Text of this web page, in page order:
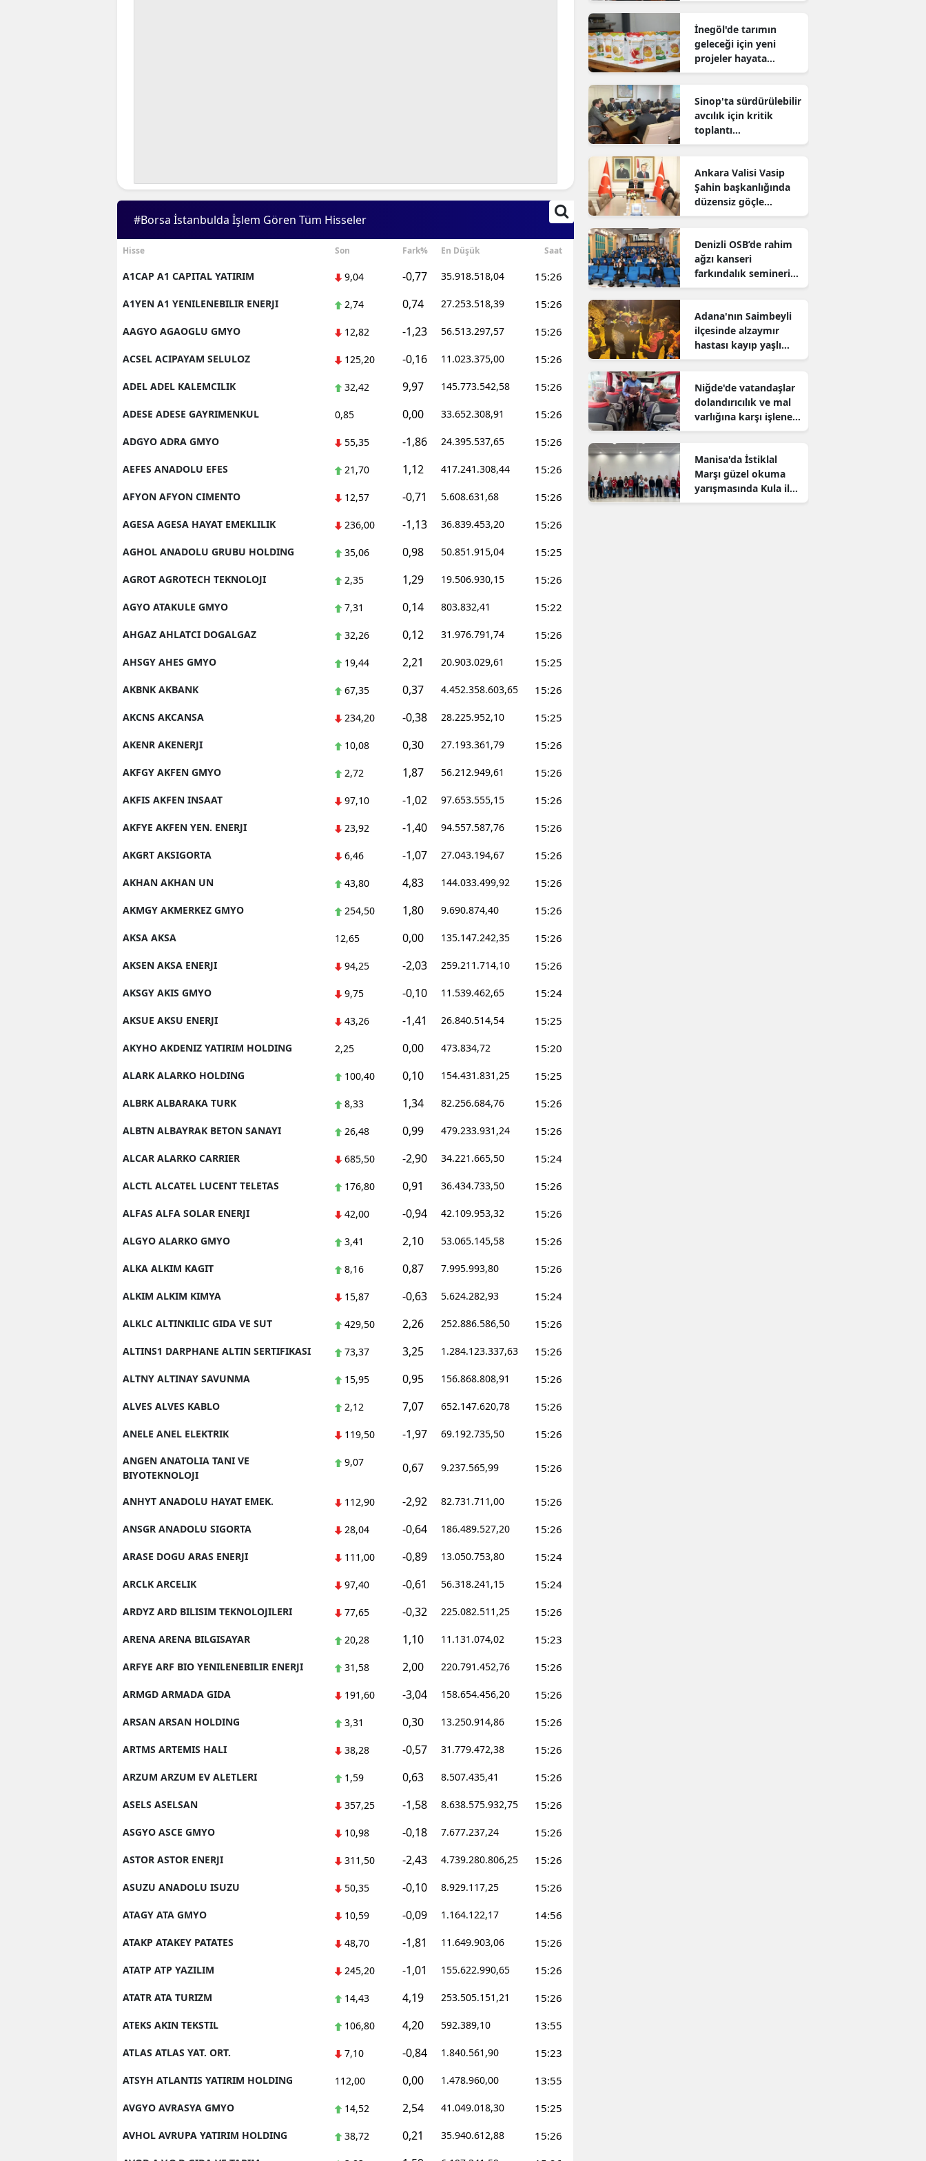
Çanakkale
Çankırı
Çorum
Erzincan
Erzurum
Eskişehir
Gaziantep
Giresun
Gümüşhane
İstanbul
Kastamonu
Kırklareli
Kırşehir
Kütahya
Osmaniye
#Borsa İstanbulda İşlem Gören Tüm Hisseler
Hisse Son Fark% En Düşük Saat
A1CAP A1 CAPITAL YATIRIM 9,04 -0,77 35.918.518,04 15:26
A1YEN A1 YENILENEBILIR ENERJI 2,74 0,74 27.253.518,39 15:26
AAGYO AGAOGLU GMYO 12,82 -1,23 56.513.297,57 15:26
ACSEL ACIPAYAM SELULOZ 125,20 -0,16 11.023.375,00 15:26
ADEL ADEL KALEMCILIK 32,42 9,97 145.773.542,58 15:26
ADESE ADESE GAYRIMENKUL 0,85 0,00 33.652.308,91 15:26
ADGYO ADRA GMYO 55,35 -1,86 24.395.537,65 15:26
AEFES ANADOLU EFES 21,70 1,12 417.241.308,44 15:26
AFYON AFYON CIMENTO 12,57 -0,71 5.608.631,68 15:26
AGESA AGESA HAYAT EMEKLILIK 236,00 -1,13 36.839.453,20 15:26
AGHOL ANADOLU GRUBU HOLDING 35,06 0,98 50.851.915,04 15:25
AGROT AGROTECH TEKNOLOJI 2,35 1,29 19.506.930,15 15:26
AGYO ATAKULE GMYO 7,31 0,14 803.832,41 15:22
AHGAZ AHLATCI DOGALGAZ 32,26 0,12 31.976.791,74 15:26
AHSGY AHES GMYO 19,44 2,21 20.903.029,61 15:25
AKBNK AKBANK 67,35 0,37 4.452.358.603,65 15:26
AKCNS AKCANSA 234,20 -0,38 28.225.952,10 15:25
AKENR AKENERJI 10,08 0,30 27.193.361,79 15:26
AKFGY AKFEN GMYO 2,72 1,87 56.212.949,61 15:26
AKFIS AKFEN INSAAT 97,10 -1,02 97.653.555,15 15:26
AKFYE AKFEN YEN. ENERJI 23,92 -1,40 94.557.587,76 15:26
AKGRT AKSIGORTA 6,46 -1,07 27.043.194,67 15:26
AKHAN AKHAN UN 43,80 4,83 144.033.499,92 15:26
AKMGY AKMERKEZ GMYO 254,50 1,80 9.690.874,40 15:26
AKSA AKSA 12,65 0,00 135.147.242,35 15:26
AKSEN AKSA ENERJI 94,25 -2,03 259.211.714,10 15:26
AKSGY AKIS GMYO 9,75 -0,10 11.539.462,65 15:24
AKSUE AKSU ENERJI 43,26 -1,41 26.840.514,54 15:25
AKYHO AKDENIZ YATIRIM HOLDING 2,25 0,00 473.834,72 15:20
ALARK ALARKO HOLDING 100,40 0,10 154.431.831,25 15:25
ALBRK ALBARAKA TURK 8,33 1,34 82.256.684,76 15:26
ALBTN ALBAYRAK BETON SANAYI 26,48 0,99 479.233.931,24 15:26
ALCAR ALARKO CARRIER 685,50 -2,90 34.221.665,50 15:24
ALCTL ALCATEL LUCENT TELETAS 176,80 0,91 36.434.733,50 15:26
ALFAS ALFA SOLAR ENERJI 42,00 -0,94 42.109.953,32 15:26
ALGYO ALARKO GMYO 3,41 2,10 53.065.145,58 15:26
ALKA ALKIM KAGIT 8,16 0,87 7.995.993,80 15:26
ALKIM ALKIM KIMYA 15,87 -0,63 5.624.282,93 15:24
ALKLC ALTINKILIC GIDA VE SUT 429,50 2,26 252.886.586,50 15:26
ALTINS1 DARPHANE ALTIN SERTIFIKASI 73,37 3,25 1.284.123.337,63 15:26
ALTNY ALTINAY SAVUNMA 15,95 0,95 156.868.808,91 15:26
ALVES ALVES KABLO 2,12 7,07 652.147.620,78 15:26
ANELE ANEL ELEKTRIK 119,50 -1,97 69.192.735,50 15:26
ANGEN ANATOLIA TANI VE
BIYOTEKNOLOJI
9,07 0,67 9.237.565,99 15:26
ANHYT ANADOLU HAYAT EMEK. 112,90 -2,92 82.731.711,00 15:26
ANSGR ANADOLU SIGORTA 28,04 -0,64 186.489.527,20 15:26
ARASE DOGU ARAS ENERJI 111,00 -0,89 13.050.753,80 15:24
ARCLK ARCELIK 97,40 -0,61 56.318.241,15 15:24
ARDYZ ARD BILISIM TEKNOLOJILERI 77,65 -0,32 225.082.511,25 15:26
ARENA ARENA BILGISAYAR 20,28 1,10 11.131.074,02 15:23
ARFYE ARF BIO YENILENEBILIR ENERJI 31,58 2,00 220.791.452,76 15:26
ARMGD ARMADA GIDA 191,60 -3,04 158.654.456,20 15:26
ARSAN ARSAN HOLDING 3,31 0,30 13.250.914,86 15:26
ARTMS ARTEMIS HALI 38,28 -0,57 31.779.472,38 15:26
ARZUM ARZUM EV ALETLERI 1,59 0,63 8.507.435,41 15:26
ASELS ASELSAN 357,25 -1,58 8.638.575.932,75 15:26
ASGYO ASCE GMYO 10,98 -0,18 7.677.237,24 15:26
ASTOR ASTOR ENERJI 311,50 -2,43 4.739.280.806,25 15:26
ASUZU ANADOLU ISUZU 50,35 -0,10 8.929.117,25 15:26
ATAGY ATA GMYO 10,59 -0,09 1.164.122,17 14:56
ATAKP ATAKEY PATATES 48,70 -1,81 11.649.903,06 15:26
ATATP ATP YAZILIM 245,20 -1,01 155.622.990,65 15:26
ATATR ATA TURIZM 14,43 4,19 253.505.151,21 15:26
ATEKS AKIN TEKSTIL 106,80 4,20 592.389,10 13:55
ATLAS ATLAS YAT. ORT. 7,10 -0,84 1.840.561,90 15:23
ATSYH ATLANTIS YATIRIM HOLDING 112,00 0,00 1.478.960,00 13:55
AVGYO AVRASYA GMYO 14,52 2,54 41.049.018,30 15:25
AVHOL AVRUPA YATIRIM HOLDING 38,72 0,21 35.940.612,88 15:26
İnegöl'de tarımın
geleceği için yeni
projeler hayata
geçiriliyor
Sinop'ta sürdürülebilir
avcılık için kritik
toplantı
gerçekleştirildi
Ankara Valisi Vasip
Şahin başkanlığında
düzensiz göçle
mücadele toplantısı
Denizli OSB’de rahim
ağzı kanseri
farkındalık semineri
düzenlendi
Adana'nın Saimbeyli
ilçesinde alzaymır
hastası kayıp yaşlı
adam aranıyor
Niğde'de vatandaşlar
dolandırıcılık ve mal
varlığına karşı işlenen
suçlar konusunda
Manisa'da İstiklal
Marşı güzel okuma
yarışmasında Kula il
birincisi oldu